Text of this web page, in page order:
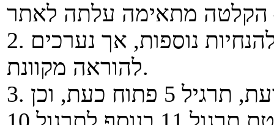
2. לגבי המשך השבוע אנו ממתינים להנחיות נוספות, אך נערכים
להוראה מקוונת.
3. לאלו מכם שמעוניינים בהסחת הדעת, תרגיל 5 פתוח כעת, וכן